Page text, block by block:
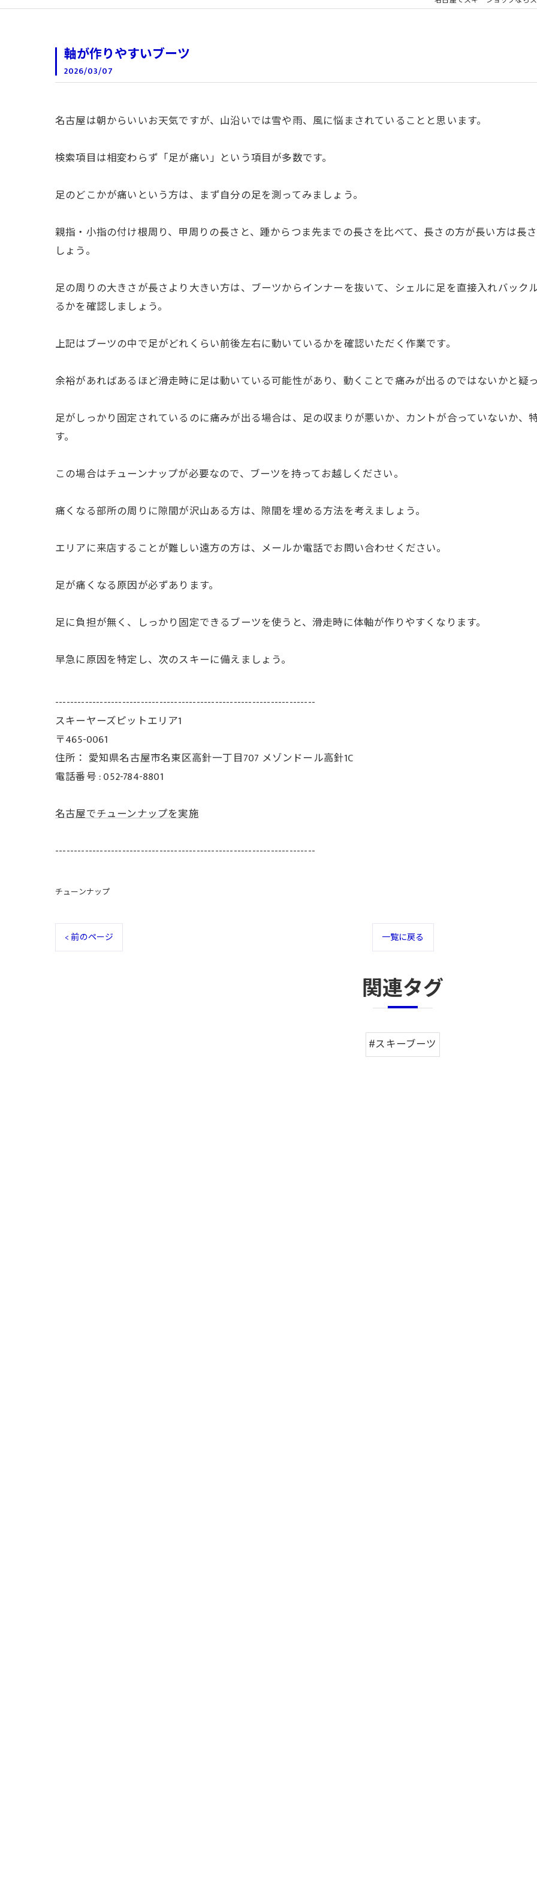
軸が作りやすいブーツ
2026/03/07
名古屋は朝からいいお天気ですが、山沿いでは雪や雨、風に悩まされていることと思います。
検索項目は相変わらず「足が痛い」という項目が多数です。
足のどこかが痛いという方は、まず自分の足を測ってみましょう。
親指・小指の付け根周り、甲周りの長さと、踵からつま先までの長さを比べて、長さの方が長い方は長
しょう。
足の周りの大きさが長さより大きい方は、ブーツからインナーを抜いて、シェルに足を直接入れバック
るかを確認しましょう。
上記はブーツの中で足がどれくらい前後左右に動いているかを確認いただく作業です。
余裕があればあるほど滑走時に足は動いている可能性があり、動くことで痛みが出るのではないかと疑
足がしっかり固定されているのに痛みが出る場合は、足の収まりが悪いか、カントが合っていないか、
す。
この場合はチューンナップが必要なので、ブーツを持ってお越しください。
痛くなる部所の周りに隙間が沢山ある方は、隙間を埋める方法を考えましょう。
エリアに来店することが難しい遠方の方は、メールか電話でお問い合わせください。
足が痛くなる原因が必ずあります。
足に負担が無く、しっかり固定できるブーツを使うと、滑走時に体軸が作りやすくなります。
早急に原因を特定し、次のスキーに備えましょう。
----------------------------------------------------------------------
スキーヤーズピットエリア1
〒465-0061
住所： 愛知県名古屋市名東区高針一丁目707 メゾンドール高針1C
電話番号 :052-784-8801
名古屋でチューンナップを実施
----------------------------------------------------------------------
チューンナップ
< 前のページ 一覧に戻る
関連タグ
#スキーブーツ